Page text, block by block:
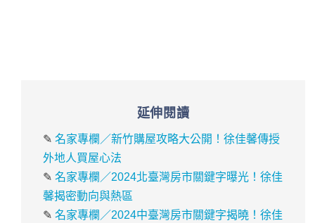
延伸閱讀
✎名家專欄／新竹購屋攻略大公開！徐佳馨傳授
外地人買屋心法
✎名家專欄／2024北臺灣房市關鍵字曝光！徐佳
馨揭密動向與熱區
✎名家專欄／2024中臺灣房市關鍵字揭曉！徐佳